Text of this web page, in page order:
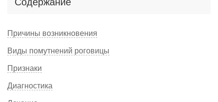
Причины возникновения
Виды помутнений роговицы
Признаки
Диагностика